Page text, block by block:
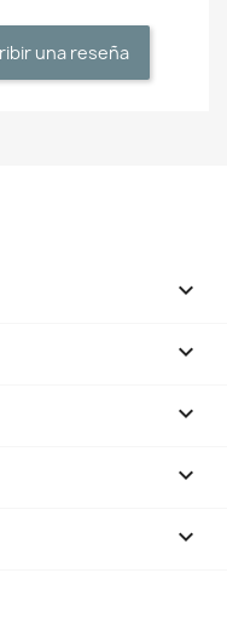
una reseña



keyboard_arrow_down
